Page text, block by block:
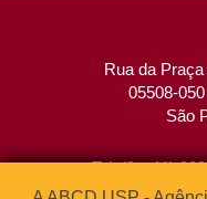
Rua da
05508-
São
Tel: (0xx11)
Fax: